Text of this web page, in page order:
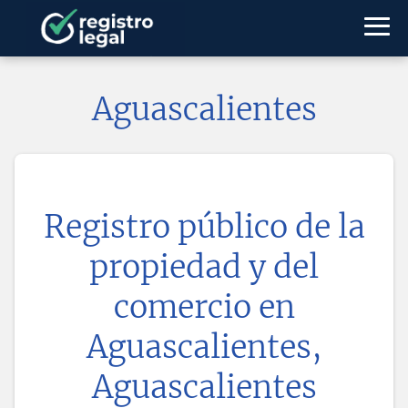
Aguascalientes
Registro público de la
propiedad y del
comercio en
Aguascalientes,
Aguascalientes